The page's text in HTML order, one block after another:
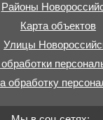
Районы
Карта объектов
Улицы
обработку